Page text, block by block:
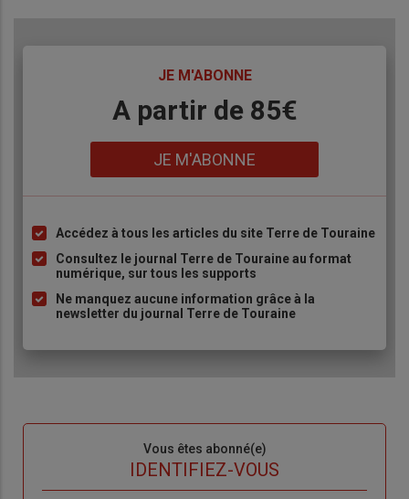
JE M'ABONNE
A partir de 85€
JE M'ABONNE
Liste
à
puce
Accédez à tous les articles du site Terre de Touraine
Consultez le journal Terre de Touraine au format
numérique, sur tous les supports
Ne manquez aucune information grâce à la
newsletter du journal Terre de Touraine
Vous êtes abonné(e)
IDENTIFIEZ-VOUS